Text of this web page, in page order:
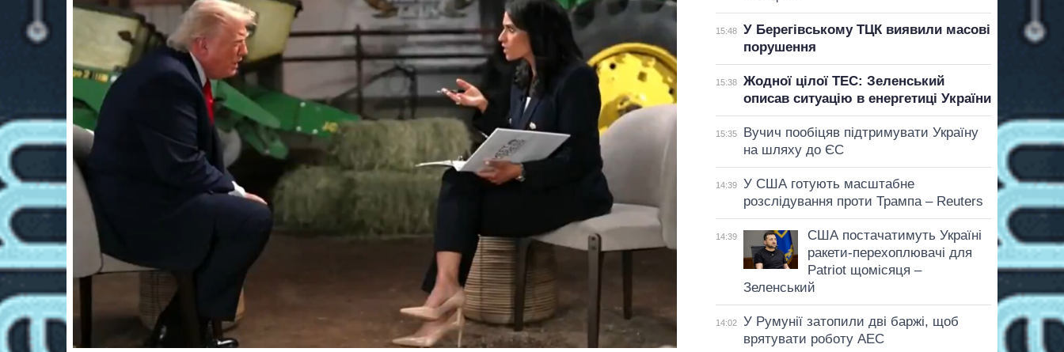
15:48
У Берегівському ТЦК виявили масові
порушення
15:38
Жодної цілої ТЕС: Зеленський
описав ситуацію в енергетиці України
15:35
Вучич пообіцяв підтримувати Україну
на шляху до ЄС
14:39
У США готують масштабне
розслідування проти Трампа – Reuters
14:39
США постачатимуть Україні
ракети-перехоплювачі для
Patriot щомісяця –
Зеленський
14:02
У Румунії затопили дві баржі, щоб
врятувати роботу АЕС